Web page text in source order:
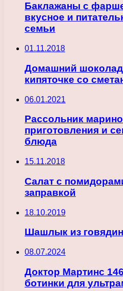
Баклажаны с
вкусное и
семьи
01.11.2018
Домашний
кипяточке со
06.01.2021
Рассольник
приготовления и
блюда
15.11.2018
Салат с
заправкой
18.10.2019
Шашлык из
08.07.2024
Доктор Мартинс
ботинки для